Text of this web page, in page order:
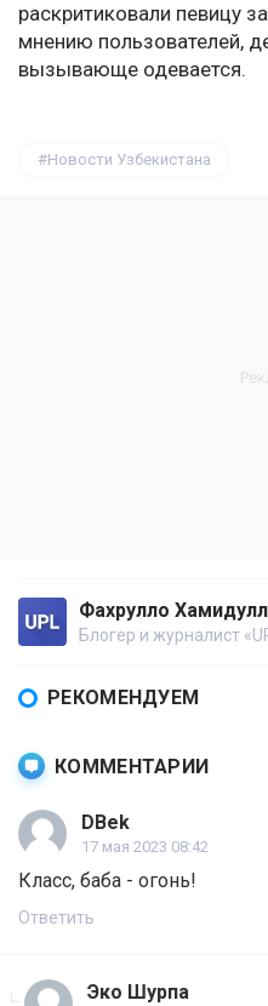
раскритиковали певицу
мнению пользователей,
вызывающе одевается.
Новости Узбекистана
Фахрулло
Блогер и журналист
РЕКОМЕНДУЕМ
КОММЕНТАРИИ
DBek
17 мая 2023 08:42
Класс, баба - огонь!
Ответить
Эко Шурпа